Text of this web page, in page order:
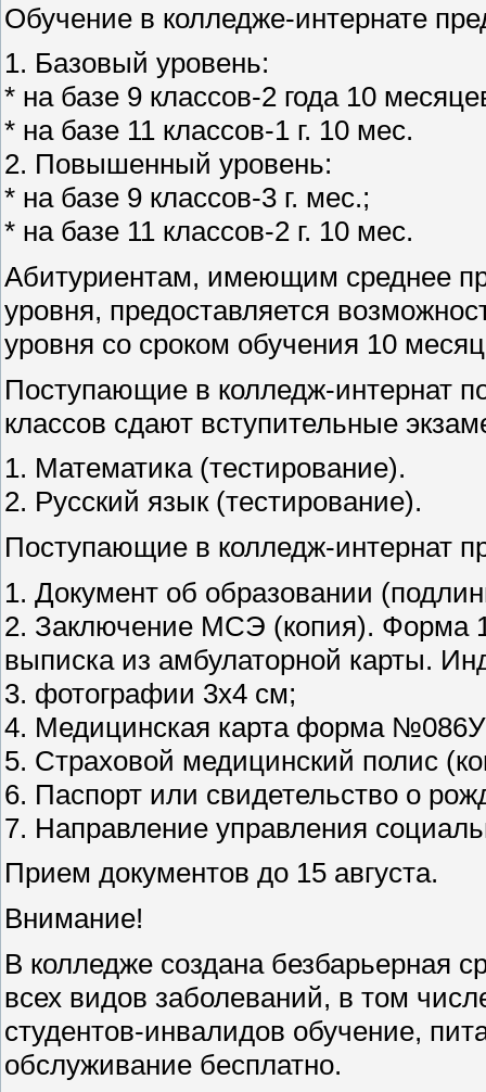
Обучение в колледже-интернате
1. Базовый уровень:
* на базе 9 классов-2 года 10
* на базе 11 классов-1 г. 10 мес.
2. Повышенный уровень:
* на базе 9 классов-3 г. мес.;
* на базе 11 классов-2 г. 10 мес.
Абитуриентам, имеющим среднее
уровня, предоставляется
уровня со сроком обучения 10
Поступающие в колледж-интернат
классов сдают вступительные
1. Математика (тестирование).
2. Русский язык (тестирование).
Поступающие в колледж-интернат
1. Документ об образовании
2. Заключение МСЭ (копия). Форма
выписка из амбулаторной карты.
3. фотографии 3x4 см;
4. Медицинская карта форма
5. Страховой медицинский полис
6. Паспорт или свидетельство о
7. Направление управления
Прием документов до 15 августа.
Внимание!
В колледже создана безбарьерная
всех видов заболеваний, в том
студентов-инвалидов обучение,
обслуживание бесплатно.